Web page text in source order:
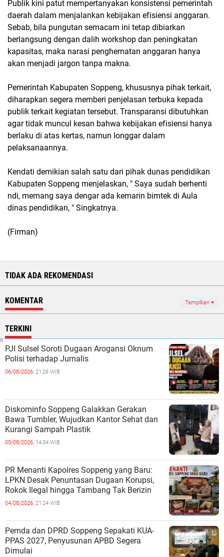
Publik kini patut mempertanyakan konsistensi pemerintah
daerah dalam menjalankan kebijakan efisiensi anggaran.
Sebab, bila pungutan semacam ini tetap dibiarkan
berlangsung dengan dalih workshop dan peningkatan
kapasitas, maka narasi penghematan anggaran hanya
akan menjadi jargon tanpa makna.
Pemerintah Kabupaten Soppeng, khususnya pihak terkait,
diharapkan segera memberi penjelasan terbuka kepada
publik terkait kegiatan tersebut. Transparansi dibutuhkan
agar tidak muncul kesan bahwa kebijakan efisiensi hanya
berlaku di atas kertas, namun longgar dalam
pelaksanaannya.
Kendati demikian salah satu dari pihak dunas pendidikan
Kabupaten Soppeng menjelaskan, " Saya sudah berhenti
ndi, memang saya dengar ada kemarin bimtek di Aula
dinas pendidikan, " Singkatnya.
(Firman)
TIDAK ADA REKOMENDASI
KOMENTAR Tampilkan
TERKINI
PJI Sulsel Soroti Dugaan Arogansi Oknum
Polisi terhadap Jurnalis
06/08/2026, 21:26 WIB
Diskominfo Soppeng Galakkan Gerakan
Bawa Tumbler, Wujudkan Kantor Sehat dan
Kurangi Sampah Plastik
05/08/2026, 14:34 WIB
PR Menanti Kapolres Soppeng yang Baru:
LPKN Desak Penuntasan Dugaan Korupsi,
Rokok Ilegal hingga Tambang Tak Berizin
04/08/2026, 21:24 WIB
Pemda dan DPRD Soppeng Sepakati KUA-
PPAS 2027, Penyusunan APBD Segera
Dimulai